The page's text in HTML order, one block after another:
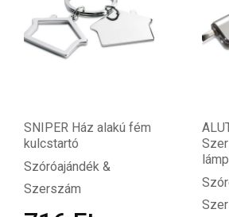
alakú fém
&
ALUTOOL
Szerszámkészlet
Szóróajándék &